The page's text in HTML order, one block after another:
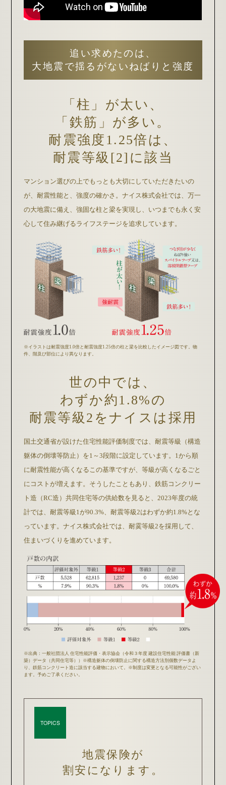
追い求めたのは、
大地震で揺るがないねばりと強度
「柱」が太い、
「鉄筋」が多い。
耐震強度1.25倍は、
耐震等級[2]に該当
マンション選びの上でもっとも大切にしていただきたいの
が、耐震性能と、強度の確かさ。ナイス株式会社では、万一
の大地震に備え、強固な柱と梁を実現し、いつまでも永く安
心して住み継げるライフステージを追求しています。
※イラストは耐震強度1.0倍と耐震強度1.25倍の柱と梁を比較したイメージ図です。物
件、階及び部位により異なります。
世の中では、
わずか約1.8%の
耐震等級2を ナイスは採用
国土交通省が設けた住宅性能評価制度では、耐震等級（構造
躯体の倒壊等防止）を1～3段階に設定しています。1から順
に耐震性能が高くなるこの基準ですが、等級が高くなるごと
にコストが増えます。そうしたこともあり、鉄筋コンクリー
ト造（RC造）共同住宅等の供給数を見ると、2023年度の統
計では、耐震等級1が90.3%、耐震等級2はわずか約1.8%とな
っています。ナイス株式会社では、耐霙等級2を採用して、
住まいづくりを進めています。
※出典：一般社団法人 住宅性能評価・表示協会（令和３年度 建設住宅性能 評価書（新
築）データ（共同住宅等））※構造躯体の倒壊防止に関する構造方法別個数データよ
り、鉄筋コンクリート造に該当する建物において。※制度は変更となる可能性がござい
ます。予めご了承ください。​
TOPICS
地震保険が
割安になります。